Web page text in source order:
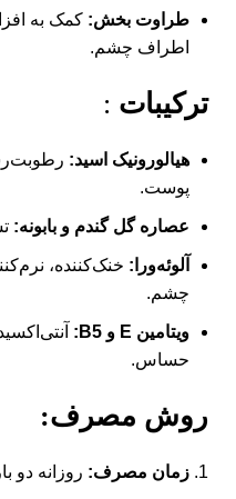
طراوت بخش: کمک به
اطراف چشم.
ترکیبات :
هیالورونیک اسید:
پوست.
عصاره گل گندم و بابونه:
آلوئه‌ورا: خنک‌کننده،
چشم.
ویتامین E و B5:
حساس.
روش مصرف:
زمان مصرف: روزانه دو